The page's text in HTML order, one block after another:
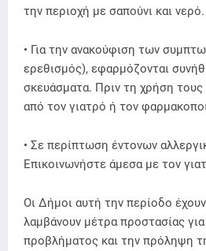
την περιοχή με σαπούνι και νερό.
• Για την ανακούφιση των
ερεθισμός), εφαρμόζονται
σκευάσματα. Πριν τη χρήση
από τον γιατρό ή τον
• Σε περίπτωση έντονων
Επικοινωνήστε άμεσα με τον
Οι Δήμοι αυτή την περίοδο έχουν
λαμβάνουν μέτρα προστασίας
προβλήματος και την πρόληψη